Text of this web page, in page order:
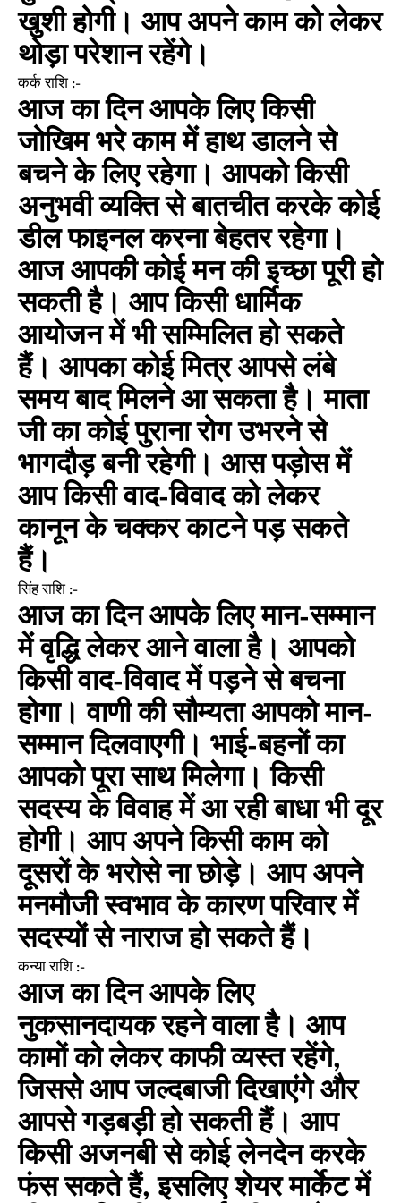
खुशी होगी। आप अपने काम को लेकर
थोड़ा परेशान रहेंगे।
कर्क राशि :-
आज का दिन आपके लिए किसी
जोखिम भरे काम में हाथ डालने से
बचने के लिए रहेगा। आपको किसी
अनुभवी व्यक्ति से बातचीत करके कोई
डील फाइनल करना बेहतर रहेगा।
आज आपकी कोई मन की इच्छा पूरी हो
सकती है। आप किसी धार्मिक
आयोजन में भी सम्मिलित हो सकते
हैं। आपका कोई मित्र आपसे लंबे
समय बाद मिलने आ सकता है। माता
जी का कोई पुराना रोग उभरने से
भागदौड़ बनी रहेगी। आस पड़ोस में
आप किसी वाद-विवाद को लेकर
कानून के चक्कर काटने पड़ सकते
हैं।
सिंह राशि :-
आज का दिन आपके लिए मान-सम्मान
में वृद्धि लेकर आने वाला है। आपको
किसी वाद-विवाद में पड़ने से बचना
होगा। वाणी की सौम्यता आपको मान-
सम्मान दिलवाएगी। भाई-बहनों का
आपको पूरा साथ मिलेगा। किसी
सदस्य के विवाह में आ रही बाधा भी दूर
होगी। आप अपने किसी काम को
दूसरों के भरोसे ना छोड़े। आप अपने
मनमौजी स्वभाव के कारण परिवार में
सदस्यों से नाराज हो सकते हैं।
कन्या राशि :-
आज का दिन आपके लिए
नुकसानदायक रहने वाला है। आप
कामों को लेकर काफी व्यस्त रहेंगे,
जिससे आप जल्दबाजी दिखाएंगे और
आपसे गड़बड़ी हो सकती हैं। आप
किसी अजनबी से कोई लेनदेन करके
फंस सकते हैं, इसलिए शेयर मार्केट में